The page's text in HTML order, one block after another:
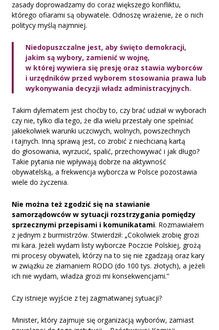
zasady doprowadzamy do coraz większego konfliktu,
którego ofiarami są obywatele. Odnoszę wrażenie, że o nich
politycy myślą najmniej.
Niedopuszczalne jest, aby święto demokracji,
jakim są wybory, zamienić w wojnę,
w której wywiera się presję oraz stawia wyborców
i urzędników przed wyborem stosowania prawa lub
wykonywania decyzji władz administracyjnych.
Takim dylematem jest choćby to, czy brać udział w wyborach
czy nie, tylko dla tego, że dla wielu przestały one spełniać
jakiekolwiek warunki uczciwych, wolnych, powszechnych
i tajnych. Inną sprawą jest, co zrobić z niechcianą kartą
do głosowania, wyrzucić, spalić, przechowywać i jak długo?
Takie pytania nie wpływają dobrze na aktywność
obywatelską, a frekwencja wyborcza w Polsce pozostawia
wiele do życzenia.
Nie można też zgodzić się na stawianie
samorządowców w sytuacji rozstrzygania pomiędzy
sprzecznymi przepisami i komunikatami. Rozmawiałem
z jednym z burmistrzów. Stwierdził: „Cokolwiek zrobię grozi
mi kara. Jeżeli wydam listy wyborcze Poczcie Polskiej, grożą
mi procesy obywateli, którzy na to się nie zgadzają oraz kary
w związku ze złamaniem RODO (do 100 tys. złotych), a jeżeli
ich nie wydam, władza grozi mi konsekwencjami.”
Czy istnieje wyjście z tej zagmatwanej sytuacji?
Minister, który zajmuje się organizacją wyborów, zamiast